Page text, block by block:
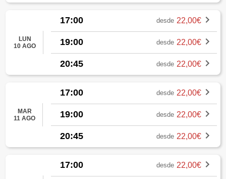
LUN
10 AGO
17:00 desde 22,00€
19:00 desde 22,00€
20:45 desde 22,00€
MAR
11 AGO
17:00 desde 22,00€
19:00 desde 22,00€
20:45 desde 22,00€
17:00 desde 22,00€